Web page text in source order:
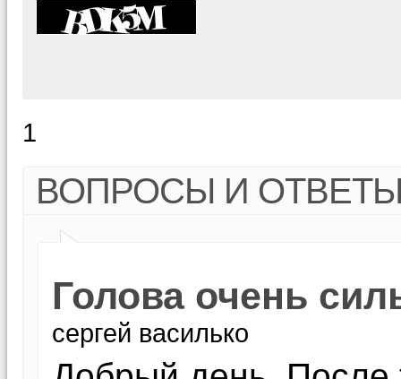
1
ВОПРОСЫ И
Голова очень
сергей василько